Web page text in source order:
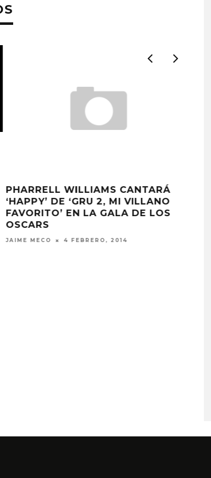
PHARRELL WILLIAMS CANTARÁ
‘HAPPY’ DE ‘GRU 2, MI VILLANO
FAVORITO’ EN LA GALA DE LOS
OSCARS
JAIME MECO 4 FEBRERO, 2014